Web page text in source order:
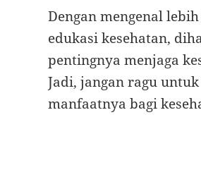
Dengan mengenal
edukasi kesehatan,
pentingnya menjaga
Jadi, jangan ragu
manfaatnya bagi